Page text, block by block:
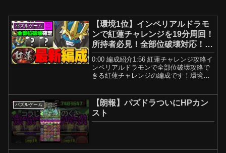
パズルゲーム
【環境1位】インペリアルドラモ
ンで紅蓮チャレンジを19分周回！
所持者必見！全部位破壊対応！
【パズドラ】
0:00 編成紹介1:56 紅蓮チャレンジ攻略イ
ンペリアルドラモンで全部位破壊攻略で
きる紅蓮チャレンジの編成です！環境リ
なってきていますが、ちゃんとした編成
で使うとイン...
パズルゲーム
【朗報】パズドラついにHPカン
スト